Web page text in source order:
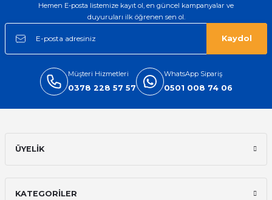
Hemen E-posta listemize kayıt ol, en güncel kampanyalar ve
duyuruları ilk öğrenen sen ol.
Kaydol
Müşteri Hizmetleri
0378 228 57 57
WhatsApp Sipariş
0501 008 74 06
ÜYELİK
KATEGORİLER